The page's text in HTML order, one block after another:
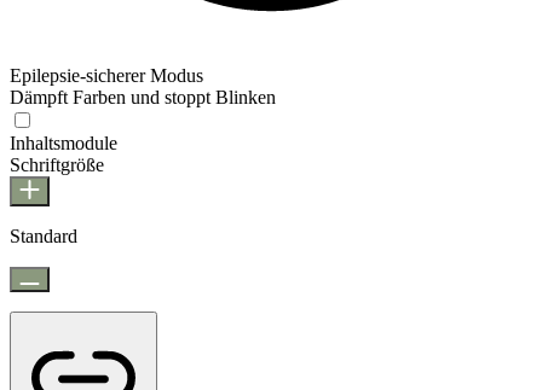
Epilepsie-sicherer Modus
Dämpft Farben und stoppt Blinken
Inhaltsmodule
Schriftgröße
Standard